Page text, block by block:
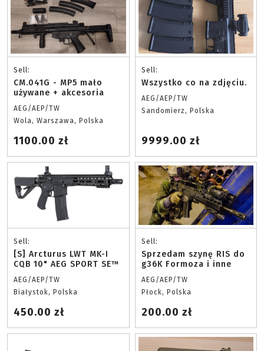
Sell:
CM.041G - MP5 mało
używane + akcesoria
AEG/AEP/TW
Wola, Warszawa, Polska
1100.00 zł
Sell:
Wszystko co na zdjęciu.
AEG/AEP/TW
Sandomierz, Polska
9999.00 zł
Sell:
[S] Arcturus LWT MK-I
CQB 10" AEG SPORT SE™
AEG/AEP/TW
Białystok, Polska
450.00 zł
Sell:
Sprzedam szynę RIS do
g36K Formoza i inne
AEG/AEP/TW
Płock, Polska
200.00 zł